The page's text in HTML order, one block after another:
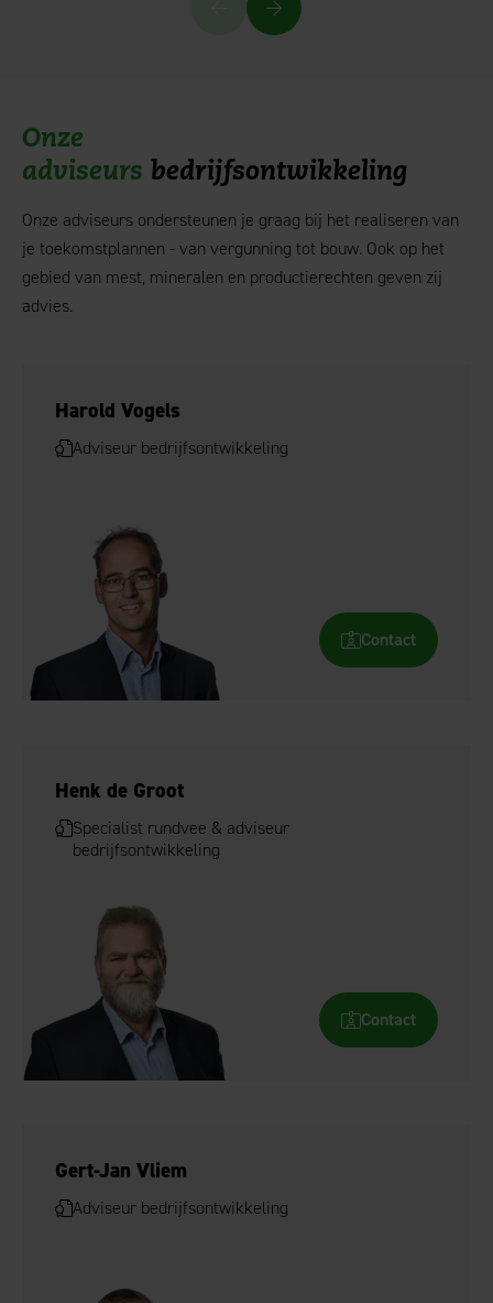
Onze
adviseurs bedrijfsontwikkeling
Onze adviseurs ondersteunen je graag bij het realiseren van
je toekomstplannen - van vergunning tot bouw. Ook op het
gebied van mest, mineralen en productierechten geven zij
advies.
Harold Vogels
Adviseur bedrijfsontwikkeling
Contact
Henk de Groot
Specialist rundvee & adviseur
bedrijfsontwikkeling
Contact
Gert-Jan Vliem
Adviseur bedrijfsontwikkeling